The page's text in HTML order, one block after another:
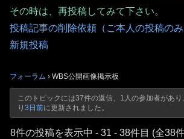
その時は、再投稿してみて下さい。
投稿記事の削除依頼（ご本人の投稿のみ
新規投稿
フォーラム › WBS公開画像掲示板
このトピックには37件の返信、1人の参加者があり
り 3日前に更新されました。
8件の投稿を表示中 - 31 - 38件目 (全38